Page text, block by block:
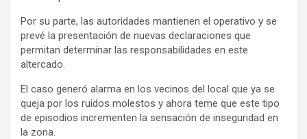
Por su parte, las autoridades mantienen el operativo y se
prevé la presentación de nuevas declaraciones que
permitan determinar las responsabilidades en este
altercado.
El caso generó alarma en los vecinos del local que ya se
queja por los ruidos molestos y ahora teme que este tipo
de episodios incrementen la sensación de inseguridad en
la zona.